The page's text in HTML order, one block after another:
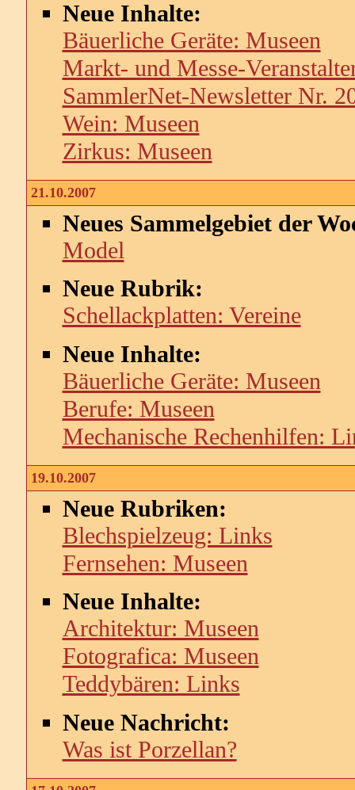
Neue Inhalte:
Bäuerliche Geräte: Museen
Markt- und Messe-
SammlerNet-Newsletter Nr.
Wein: Museen
Zirkus: Museen
21.10.2007
Neues Sammelgebiet der
Model
Neue Rubrik:
Schellackplatten: Vereine
Neue Inhalte:
Bäuerliche Geräte: Museen
Berufe: Museen
Mechanische Rechenhilfen:
19.10.2007
Neue Rubriken:
Blechspielzeug: Links
Fernsehen: Museen
Neue Inhalte:
Architektur: Museen
Fotografica: Museen
Teddybären: Links
Neue Nachricht:
Was ist Porzellan?